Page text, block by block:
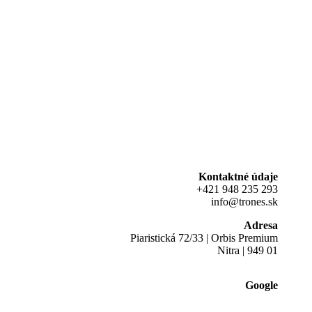
Kontaktné údaje
+421 948 235 293
info@trones.sk
Adresa
Piaristická 72/33 | Orbis Premium
Nitra | 949 01
Google